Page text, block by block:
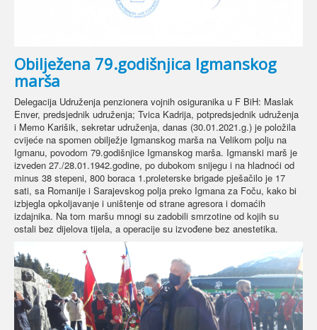
Obilježena 79.godišnjica Igmanskog
marša
Delegacija Udruženja penzionera vojnih osiguranika u F BiH: Maslak
Enver, predsjednik udruženja; Tvica Kadrija, potpredsjednik udruženja
i Memo Karišik, sekretar udruženja, danas (30.01.2021.g.) je položila
cvijeće na spomen obilježje Igmanskog marša na Velikom polju na
Igmanu, povodom 79.godišnjice Igmanskog marša. Igmanski marš je
izveden 27./28.01.1942.godine, po dubokom snijegu i na hladnoći od
minus 38 stepeni, 800 boraca 1.proleterske brigade pješačilo je 17
sati, sa Romanije i Sarajevskog polja preko Igmana za Foču, kako bi
izbjegla opkoljavanje i uništenje od strane agresora i domaćih
izdajnika. Na tom maršu mnogi su zadobili smrzotine od kojih su
ostali bez dijelova tijela, a operacije su izvođene bez anestetika.